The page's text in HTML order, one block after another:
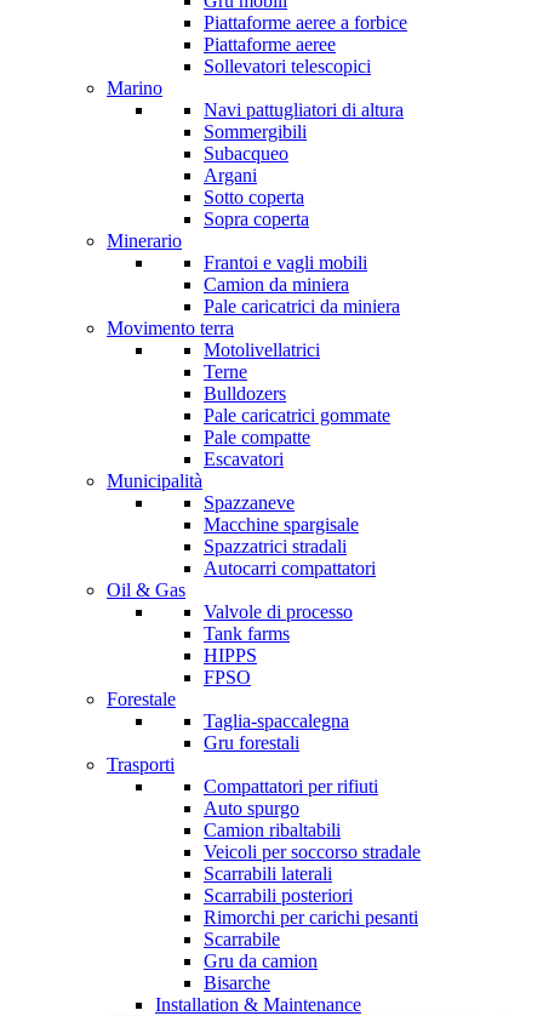
Piattaforme aeree a forbice
Piattaforme aeree
Sollevatori telescopici
Marino
Navi pattugliatori di altura
Sommergibili
Subacqueo
Argani
Sotto coperta
Sopra coperta
Minerario
Frantoi e vagli mobili
Camion da miniera
Pale caricatrici da miniera
Movimento terra
Motolivellatrici
Terne
Bulldozers
Pale caricatrici gommate
Pale compatte
Escavatori
Municipalità
Spazzaneve
Macchine spargisale
Spazzatrici stradali
Autocarri compattatori
Oil & Gas
Valvole di processo
Tank farms
HIPPS
FPSO
Forestale
Taglia-spaccalegna
Gru forestali
Trasporti
Compattatori per rifiuti
Auto spurgo
Camion ribaltabili
Veicoli per soccorso stradale
Scarrabili laterali
Scarrabili posteriori
Rimorchi per carichi pesanti
Scarrabile
Gru da camion
Bisarche
Installation & Maintenance